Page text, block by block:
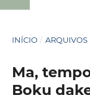
INÍCIO / ARQUIVOS
Ma,
Boku